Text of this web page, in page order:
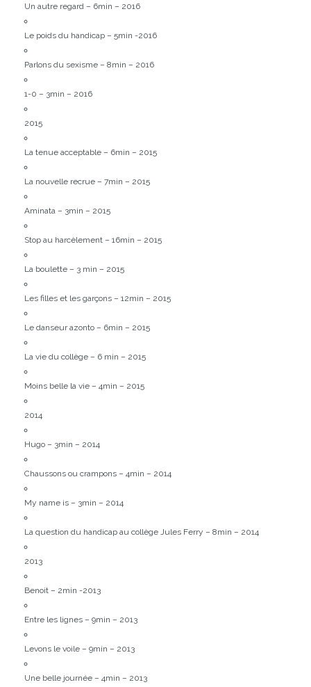
Un autre regard – 6min – 2016
Le poids du handicap – 5min -2016
Parlons du sexisme – 8min – 2016
1-0 – 3min – 2016
2015
La tenue acceptable – 6min – 2015
La nouvelle recrue – 7min – 2015
Aminata – 3min – 2015
Stop au harcèlement – 16min – 2015
La boulette – 3 min – 2015
Les filles et les garçons – 12min – 2015
Le danseur azonto – 6min – 2015
La vie du collège – 6 min – 2015
Moins belle la vie – 4min – 2015
2014
Hugo – 3min – 2014
Chaussons ou crampons – 4min – 2014
My name is – 3min – 2014
La question du handicap au collège Jules Ferry – 8min – 2014
2013
Benoit – 2min -2013
Entre les lignes – 9min – 2013
Levons le voile – 9min – 2013
Une belle journée – 4min – 2013